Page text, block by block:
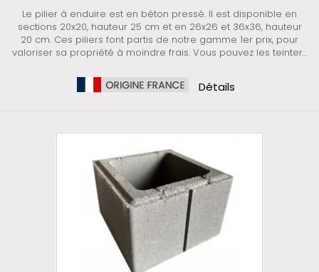
Le pilier à enduire est en béton pressé. Il est disponible en
sections 20x20, hauteur 25 cm et en 26x26 et 36x36, hauteur
20 cm. Ces piliers font partis de notre gamme 1er prix, pour
valoriser sa propriété à moindre frais. Vous pouvez les teinter...
Détails